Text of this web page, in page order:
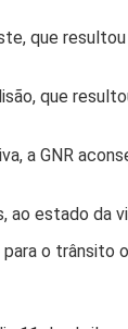
que
que
a GNR
estado da
o trânsito